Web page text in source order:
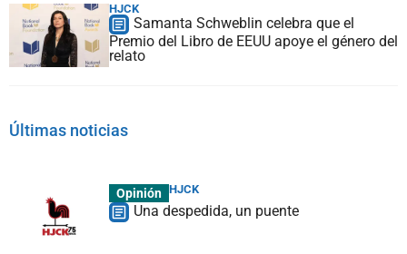
HJCK
Samanta Schweblin celebra que el
Premio del Libro de EEUU apoye el género del
relato
Últimas noticias
Opinión HJCK
Una despedida, un puente